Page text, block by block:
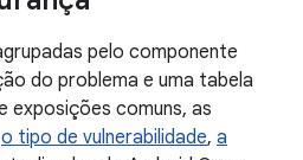
pelo componente
do problema e uma tabela
exposições comuns, as
o tipo de vulnerabilidade, a